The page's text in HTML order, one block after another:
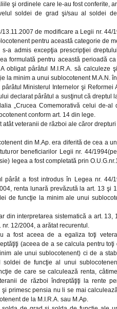
şi ordinele care le-au fost conferite,
soldei de grad şi/sau al soldei
de modificare a Legii nr. 44/
pentru această categorie de
a admis excepţia prescripţiei
formulată pentru această perioadă
obligat pârâtul M.I.R.A. să calculeze
la minim a unui sublocotenent M.A.N.
Ministerul Internelor şi Reformei
declarat pârâtul a susţinut că dreptul
„Crucea Comemorativă celui de-
conform art. 14 din lege.
veteranii de război ale căror
din M.Ap. era diferită de cea a
beneficiarilor Legii nr. 44/
legea a fost completată prin
pârât a fost introdus în Legea nr. 44/
renta lunară prevăzută la art. 13 şi
de funcţie la minim ale unui
din interpretarea sistematică a art.
nr. 12/2004, a arătat recurentul.
a fost aceea de a egaliza toţi
(aceea de a se calcula pentru
ale unui sublocotenent) ci de a
de funcţie al unui
de care se calculează renta,
de război îndreptăţiţi la rente
primesc pensia nu li se mai
de la M.I.R.A. sau M.Ap.